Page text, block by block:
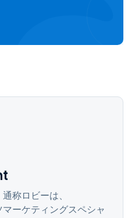
称ロビーは、
ーケティングスペシャ